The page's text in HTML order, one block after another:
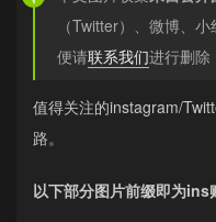
（Twitter）、微博、
便请联系我们进行删除
值得关注的instagram/
路。
以下部分图片前缀即为ins